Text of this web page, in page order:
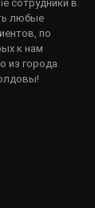
сотрудники в
любые
по
к нам
из города